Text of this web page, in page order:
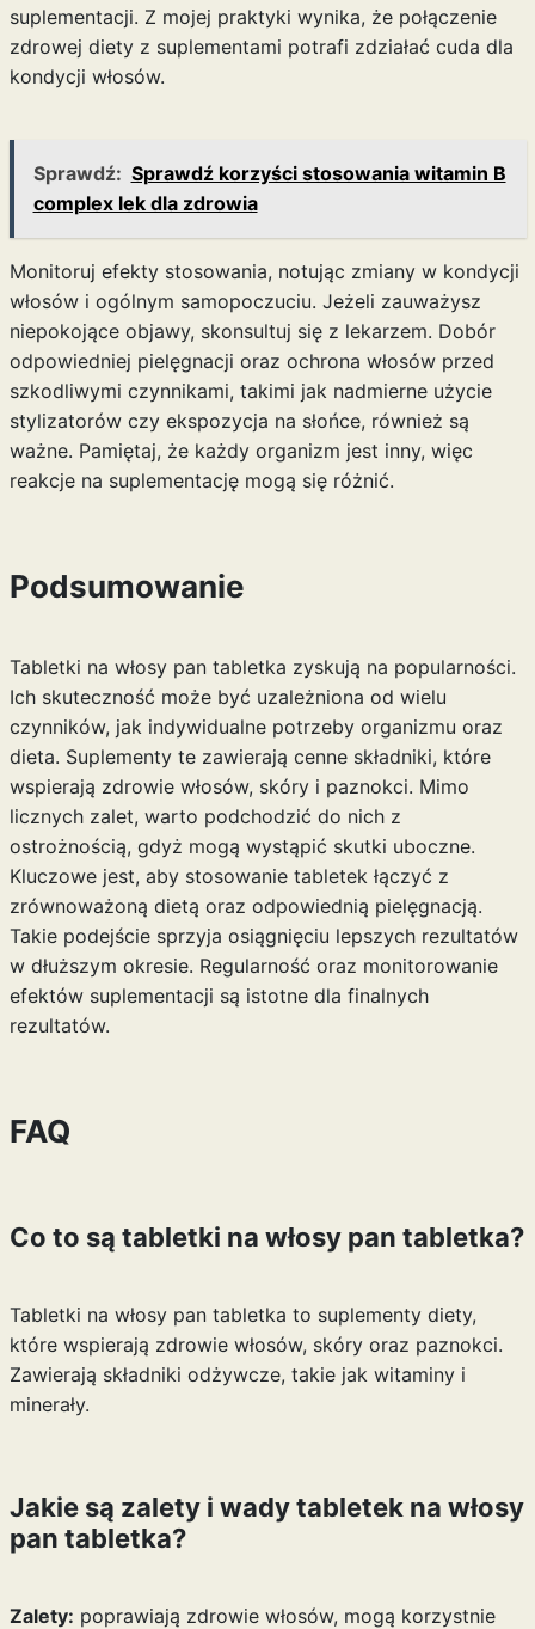
suplementacji. Z mojej praktyki wynika, że połączenie
zdrowej diety z suplementami potrafi zdziałać cuda dla
kondycji włosów.
Sprawdź: Sprawdź korzyści stosowania witamin B
complex lek dla zdrowia
Monitoruj efekty stosowania, notując zmiany w kondycji
włosów i ogólnym samopoczuciu. Jeżeli zauważysz
niepokojące objawy, skonsultuj się z lekarzem. Dobór
odpowiedniej pielęgnacji oraz ochrona włosów przed
szkodliwymi czynnikami, takimi jak nadmierne użycie
stylizatorów czy ekspozycja na słońce, również są
ważne. Pamiętaj, że każdy organizm jest inny, więc
reakcje na suplementację mogą się różnić.
Podsumowanie
Tabletki na włosy pan tabletka zyskują na popularności.
Ich skuteczność może być uzależniona od wielu
czynników, jak indywidualne potrzeby organizmu oraz
dieta. Suplementy te zawierają cenne składniki, które
wspierają zdrowie włosów, skóry i paznokci. Mimo
licznych zalet, warto podchodzić do nich z
ostrożnością, gdyż mogą wystąpić skutki uboczne.
Kluczowe jest, aby stosowanie tabletek łączyć z
zrównoważoną dietą oraz odpowiednią pielęgnacją.
Takie podejście sprzyja osiągnięciu lepszych rezultatów
w dłuższym okresie. Regularność oraz monitorowanie
efektów suplementacji są istotne dla finalnych
rezultatów.
FAQ
Co to są tabletki na włosy pan tabletka?
Tabletki na włosy pan tabletka to suplementy diety,
które wspierają zdrowie włosów, skóry oraz paznokci.
Zawierają składniki odżywcze, takie jak witaminy i
minerały.
Jakie są zalety i wady tabletek na włosy
pan tabletka?
Zalety: poprawiają zdrowie włosów, mogą korzystnie